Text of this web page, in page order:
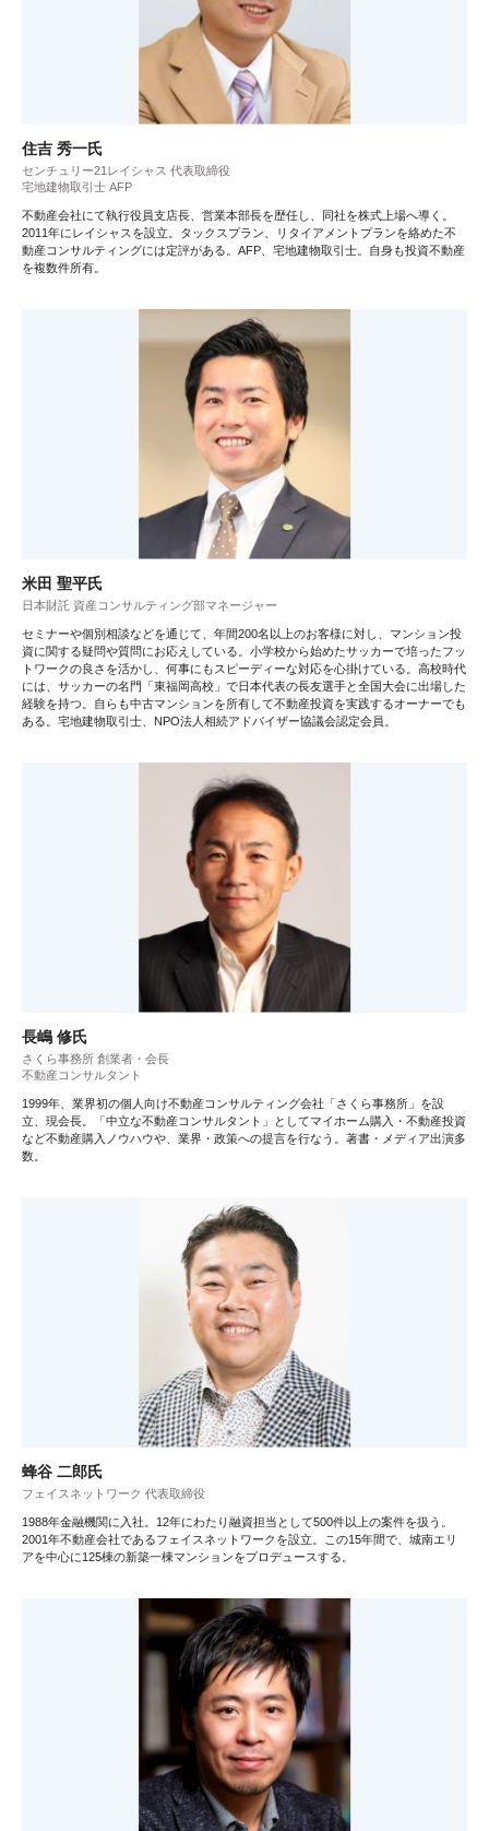
住吉 秀一氏
センチュリー21レイシャス 代表取締役
宅地建物取引士 AFP
不動産会社にて執行役員支店長、営業本部長を歴任し、同社を株式上場へ導く。
2011年にレイシャスを設立。タックスプラン、リタイアメントプランを絡めた不
動産コンサルティングには定評がある。AFP、宅地建物取引士。自身も投資不動産
を複数件所有。
米田 聖平氏
日本財託 資産コンサルティング部マネージャー
セミナーや個別相談などを通じて、年間200名以上のお客様に対し、マンション投
資に関する疑問や質問にお応えしている。小学校から始めたサッカーで培ったフッ
トワークの良さを活かし、何事にもスピーディーな対応を心掛けている。高校時代
には、サッカーの名門「東福岡高校」で日本代表の長友選手と全国大会に出場した
経験を持つ。自らも中古マンションを所有して不動産投資を実践するオーナーでも
ある。宅地建物取引士、NPO法人相続アドバイザー協議会認定会員。
長嶋 修氏
さくら事務所 創業者・会長
不動産コンサルタント
1999年、業界初の個人向け不動産コンサルティング会社「さくら事務所」を設
立、現会長。「中立な不動産コンサルタント」としてマイホーム購入・不動産投資
など不動産購入ノウハウや、業界・政策への提言を行なう。著書・メディア出演多
数。
蜂谷 二郎氏
フェイスネットワーク 代表取締役
1988年金融機関に入社。12年にわたり融資担当として500件以上の案件を扱う。
2001年不動産会社であるフェイスネットワークを設立。この15年間で、城南エリ
アを中心に125棟の新築一棟マンションをプロデュースする。